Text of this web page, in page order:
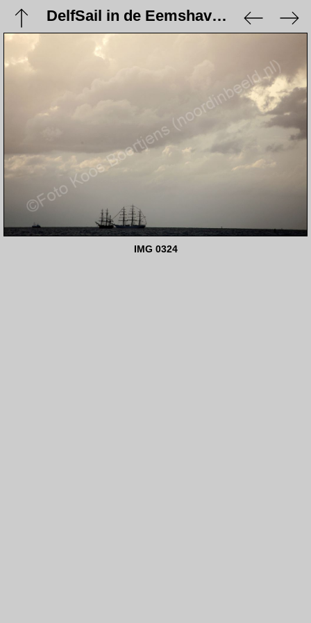
DelfSail in de Eemshaven - 21 augustus 2009
IMG 0324